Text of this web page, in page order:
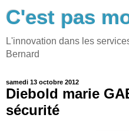
C'est pas
L'innovation dans les
Bernard
samedi 13 octobre 2012
Diebold marie
sécurité